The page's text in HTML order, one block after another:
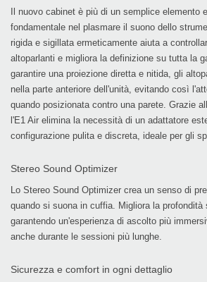
Il nuovo cabinet è più di un semplice elemento
fondamentale nel plasmare il suono dello
rigida e sigillata ermeticamente aiuta a
altoparlanti e migliora la definizione su tutta la
garantire una proiezione diretta e nitida, gli
nella parte anteriore dell'unità, evitando così
quando posizionata contro una parete. Grazie
l'E1 Air elimina la necessità di un adattatore
configurazione pulita e discreta, ideale per gli
Stereo Sound Optimizer
Lo Stereo Sound Optimizer crea un senso di
quando si suona in cuffia. Migliora la profondità
garantendo un'esperienza di ascolto più
anche durante le sessioni più lunghe.
Sicurezza e comfort in ogni dettaglio